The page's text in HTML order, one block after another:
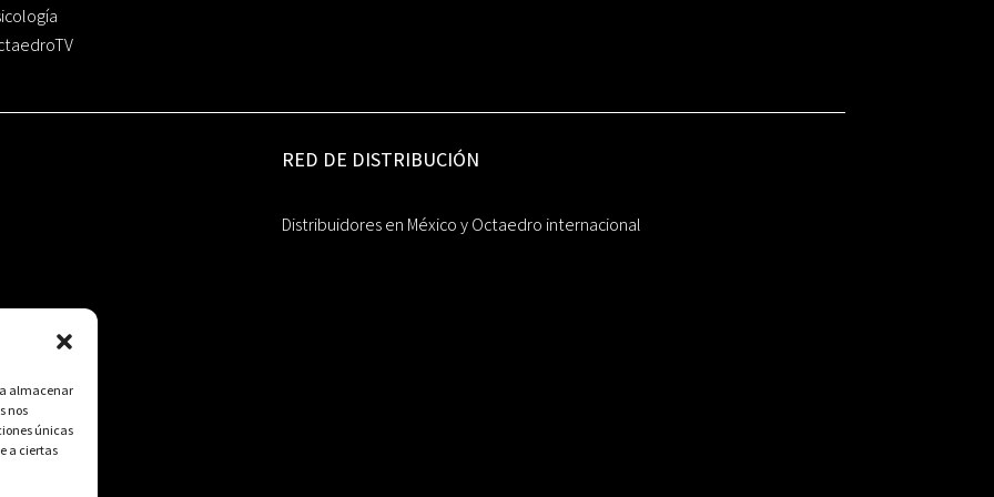
almacenar
nos
únicas
a ciertas
RED DE DISTRIBUCIÓN
Distribuidores en México y Octaedro internacional